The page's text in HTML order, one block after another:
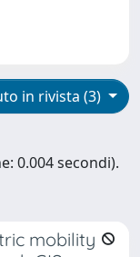
in rivista (3)
0.004 secondi).
mobility